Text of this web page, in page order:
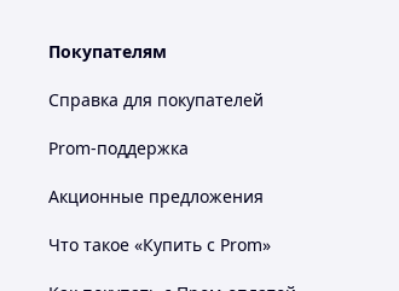
Покупателям
Справка для покупателей
Prom-поддержка
Акционные предложения
Что такое «Купить с Prom»